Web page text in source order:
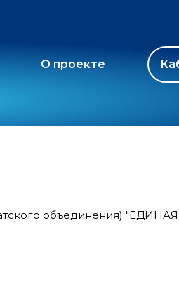
О проекте
объединения)